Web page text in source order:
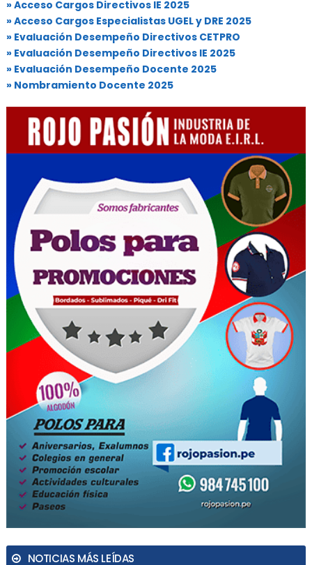
» Acceso Cargos Directivos IE 2025
» Acceso Cargos Especialistas UGEL y DRE 2025
» Evaluación Desempeño Directivos CETPRO
» Evaluación Desempeño Directivos IE 2025
» Evaluación Desempeño Docente 2025
» Nombramiento Docente 2025
NOTICIAS MÁS LEÍDAS